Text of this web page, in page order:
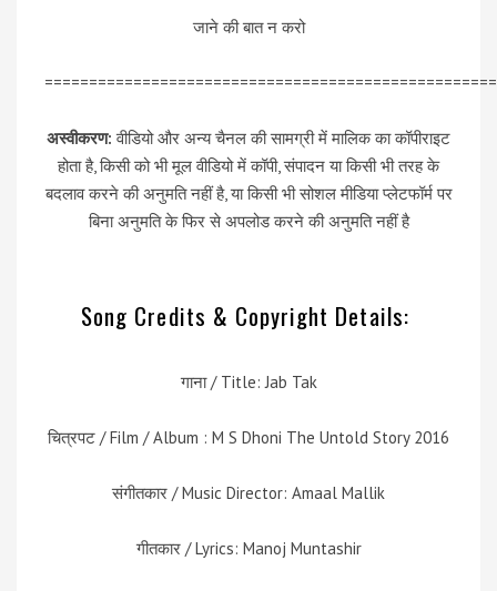
जाने की बात न करो
अस्वीकरण:वीडियो और अन्य चैनल की सामग्री में मालिक का कॉपीराइट
होता है, किसी को भी मूल वीडियो में कॉपी, संपादन या किसी भी तरह के
बदलाव करने की अनुमति नहीं है, या किसी भी सोशल मीडिया प्लेटफॉर्म पर
बिना अनुमति के फिर से अपलोड करने की अनुमति नहीं है
Song Credits & Copyright Details:
गाना / Title: Jab Tak
चित्रपट / Film / Album : M S Dhoni The Untold Story 2016
संगीतकार / Music Director: Amaal Mallik
गीतकार / Lyrics: Manoj Muntashir